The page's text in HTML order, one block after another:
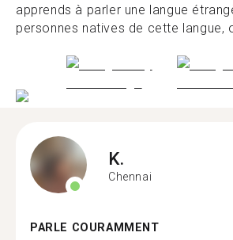
apprends à parler une langue
personnes natives de cette langue,
K.
Chennai
PARLE COURAMMENT